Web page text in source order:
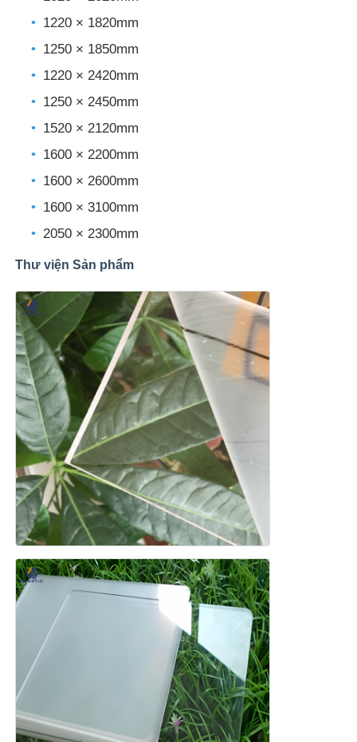
Tấm nhựa acrylic trong suốt
Tấm acrylic đúc
Tấm acrylic gương
Bảng Acrylic Frosted
tấm acrylic ép đùn
Bảng Acrylic đá cẩm thạch
Tấm acrylic cầu vồng
Đứng Acrylic
Khung ảnh acrylic
Chọn tấm Acrylic
1220 × 1820mm
1250 × 1850mm
1220 × 2420mm
1250 × 2450mm
1520 × 2120mm
1600 × 2200mm
1600 × 2600mm
1600 × 3100mm
2050 × 2300mm
Thư viện Sản phẩm